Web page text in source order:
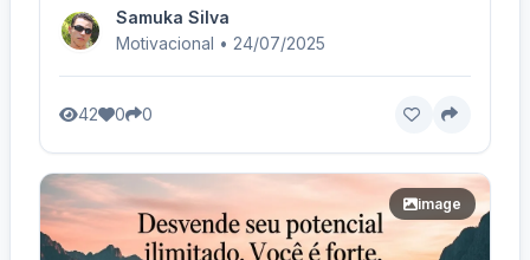
Samuka Silva
Motivacional • 24/07/2025
42 0 0
image